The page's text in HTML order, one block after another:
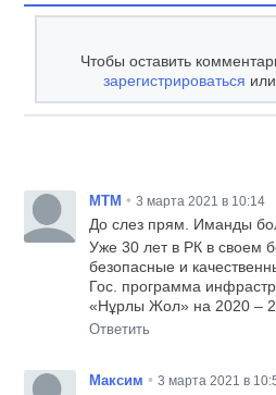
Чтобы оставить
зарегистрироваться
MTM • 3 марта 2021 в 10:14
До слез прям. Иманды
Уже 30 лет в РК в своем
безопасные и
Гос. программа
«Нұрлы Жол» на 2020 –
Ответить
Максим • 3 марта 2021 в